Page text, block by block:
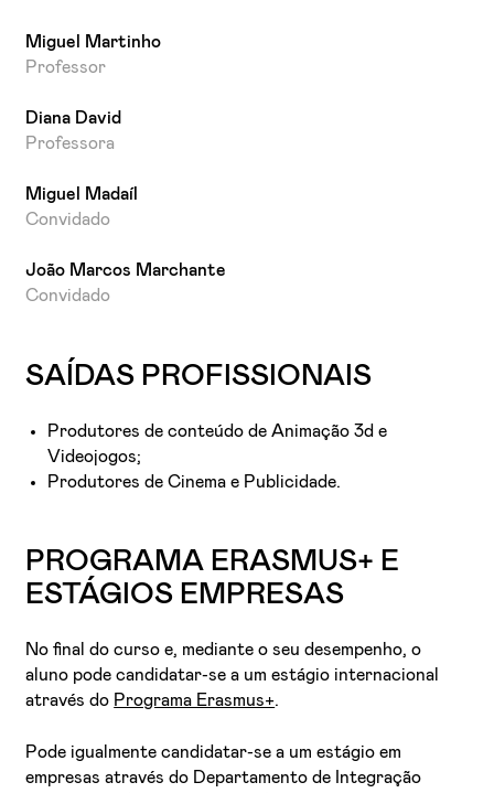
Miguel Martinho
Professor
Diana David
Professora
Miguel Madaíl
Convidado
João Marcos Marchante
Convidado
SAÍDAS PROFISSIONAIS
Produtores de conteúdo de Animação 3d e
Videojogos;
Produtores de Cinema e Publicidade.
PROGRAMA ERASMUS+ E
ESTÁGIOS EMPRESAS
No final do curso e, mediante o seu desempenho, o
aluno pode candidatar-se a um estágio internacional
através do Programa Erasmus+.
Pode igualmente candidatar-se a um estágio em
empresas através do Departamento de Integração